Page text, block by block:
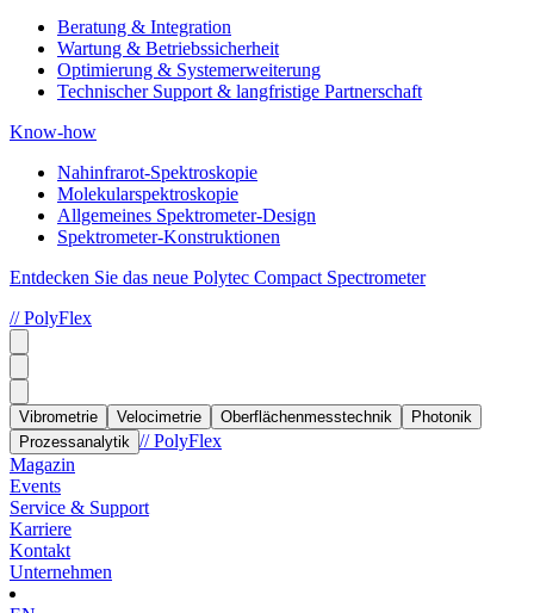
Beratung & Integration
Wartung & Betriebssicherheit
Optimierung & Systemerweiterung
Technischer Support & langfristige Partnerschaft
Know-how
Nahinfrarot-Spektroskopie
Molekularspektroskopie
Allgemeines Spektrometer-Design
Spektrometer-Konstruktionen
Entdecken Sie das neue Polytec Compact Spectrometer
// PolyFlex
Vibrometrie Velocimetrie Oberflächenmesstechnik
Photonik
Prozessanalytik // PolyFlex
Magazin
Events
Service & Support
Karriere
Kontakt
Unternehmen